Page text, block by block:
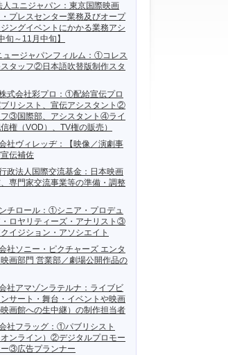
人ユニジャパン：東京国際映画
プレスセンター業務及びオープ
ングイベントにかかる業務アシ
旬～11月中旬】
ュージャパンフィルム：①コレス
タッフ②日本語吹替版制作スタ
式会社彩プロ：①配給宣伝プロ
リシスト、宣伝アシスタント②
③国際部、アシスタント④ライ
権（VOD）、TV権の販売）
社ヴィレッヂ：【映像／演劇事
伝補佐
政法人国際交流基金：日本映画
専門家交流事業等の準備・調整
チロール：①シニア・プロデュ
ロヤリティーズ・アナリスト③
イジション・アソシエイト
社ソニー・ピクチャーズ エンタ
画部門 営業部／劇場公開作品の
社アマゾンラテルナ：ライブビ
サート・舞台・イベントや映画
画館への生中継）の制作担当者
社フラッグ：①パブリシスト
オンライン）②デジタルプロモー
③広告プランナー